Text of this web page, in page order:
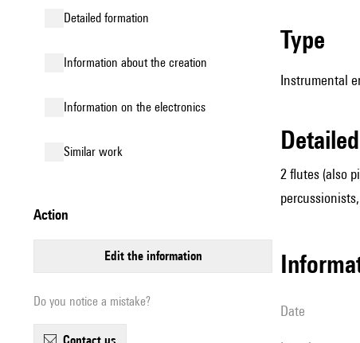
detailed formation
information about the creation
Information on the electronics
similar work
action
edit the information
Do you notice a mistake?
type
Instrumental
2 flutes (also
date